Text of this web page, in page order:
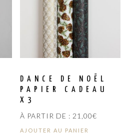
DANCE DE NOËL
PAPIER CADEAU
X3
À PARTIR DE : 21,00€
AJOUTER AU PANIER